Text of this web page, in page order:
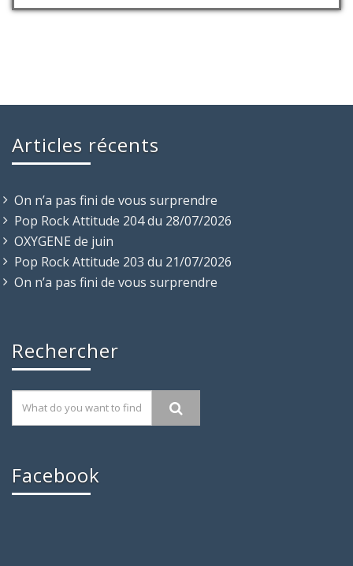
Articles récents
On n’a pas fini de vous surprendre
Pop Rock Attitude 204 du 28/07/2026
OXYGENE de juin
Pop Rock Attitude 203 du 21/07/2026
On n’a pas fini de vous surprendre
Rechercher
Facebook